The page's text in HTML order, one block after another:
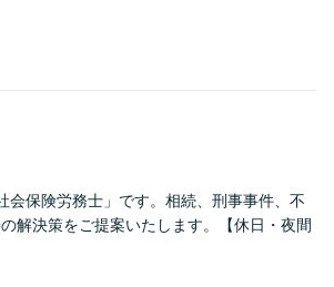
会保険労務士」です。相続、刑事事件、不
解決策をご提案いたします。【休日・夜間